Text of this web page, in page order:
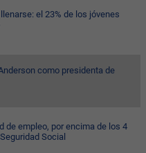
el 23% de los jóvenes
como presidenta de
de empleo, por encima de los 4
Social